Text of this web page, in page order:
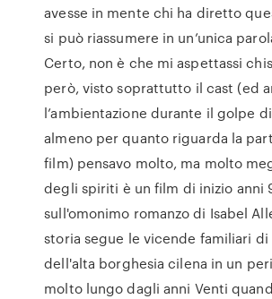
avesse in mente chi ha diretto
si può riassumere in un’unica
Certo, non è che mi aspettassi
però, visto soprattutto il cast (ed
l’ambientazione durante il golpe
almeno per quanto riguarda la
film) pensavo molto, ma molto
degli spiriti è un film di inizio anni
sull'omonimo romanzo di Isabel
storia segue le vicende familiari di
dell'alta borghesia cilena in un
molto lungo dagli anni Venti